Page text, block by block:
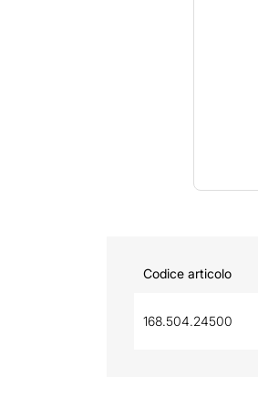
Codice articolo
168.504.24500